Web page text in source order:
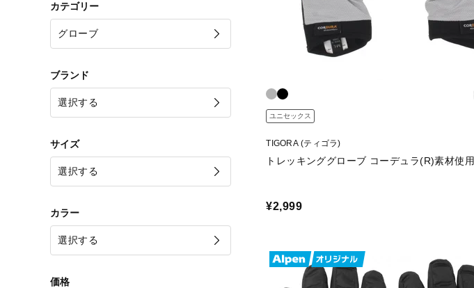
カテゴリー
ブランド
サイズ
カラー
価格
ユニセックス
TIGORA (ティゴラ)
トレッキンググローブ コーデュラ(R)素材使用
¥2,999